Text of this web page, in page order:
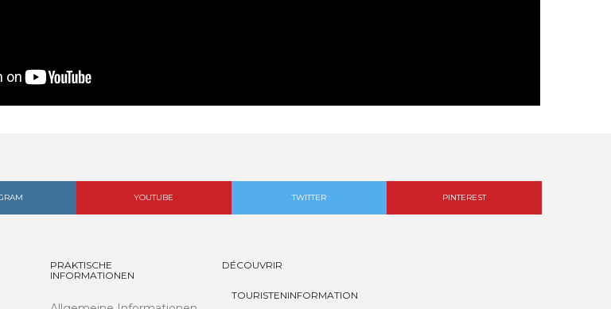
YOUTUBE TWITTER PINTEREST
PRAKTISCHE
INFORMATIONEN
DÉCOUVRIR
TOURISTENINFORMATION